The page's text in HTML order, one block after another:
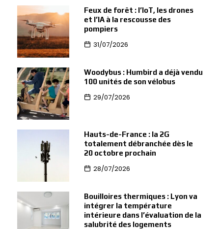
Feux de forêt : l’IoT, les drones
et l’IA à la rescousse des
pompiers
31/07/2026
Woodybus : Humbird a déjà vendu
100 unités de son vélobus
29/07/2026
Hauts-de-France : la 2G
totalement débranchée dès le
20 octobre prochain
28/07/2026
Bouilloires thermiques : Lyon va
intégrer la température
intérieure dans l’évaluation de la
salubrité des logements